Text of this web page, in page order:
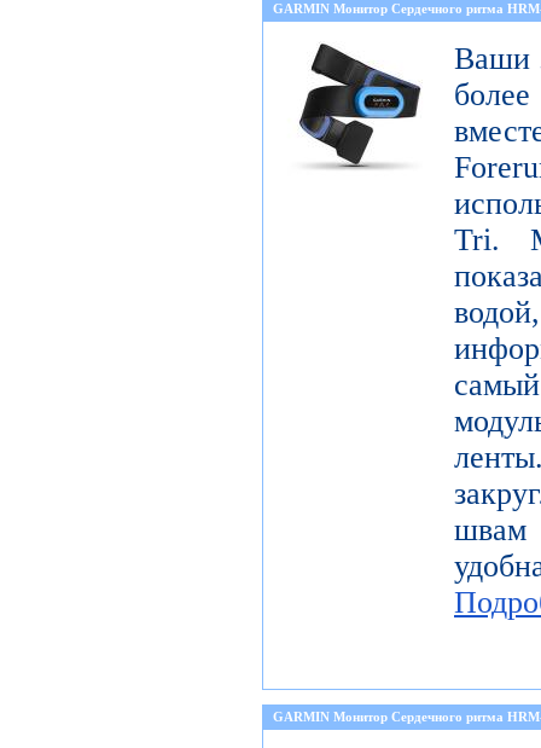
GARMIN Монитор Сердечного ритма
Ваши
Tri.
швам
GARMIN Монитор Сердечного ритма